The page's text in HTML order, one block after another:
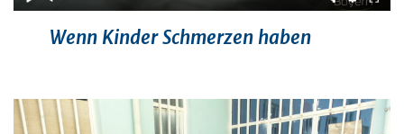
Wenn Kinder Schmerzen haben